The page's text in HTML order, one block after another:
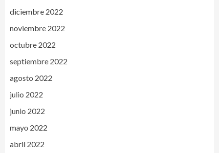
diciembre 2022
noviembre 2022
octubre 2022
septiembre 2022
agosto 2022
julio 2022
junio 2022
mayo 2022
abril 2022